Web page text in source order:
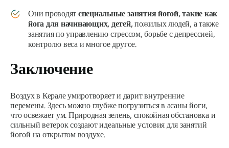
Они проводят специальные занятия йогой, такие как
йога для начинающих, детей,пожилых людей, а также
занятия по управлению стрессом, борьбе с депрессией,
контролю веса и многое другое.
Заключение
Воздух в Керале умиротворяет и дарит внутренние
перемены. Здесь можно глубже погрузиться в асаны йоги,
что освежает ум. Природная зелень, спокойная обстановка и
сильный ветерок создают идеальные условия для занятий
йогой на открытом воздухе.